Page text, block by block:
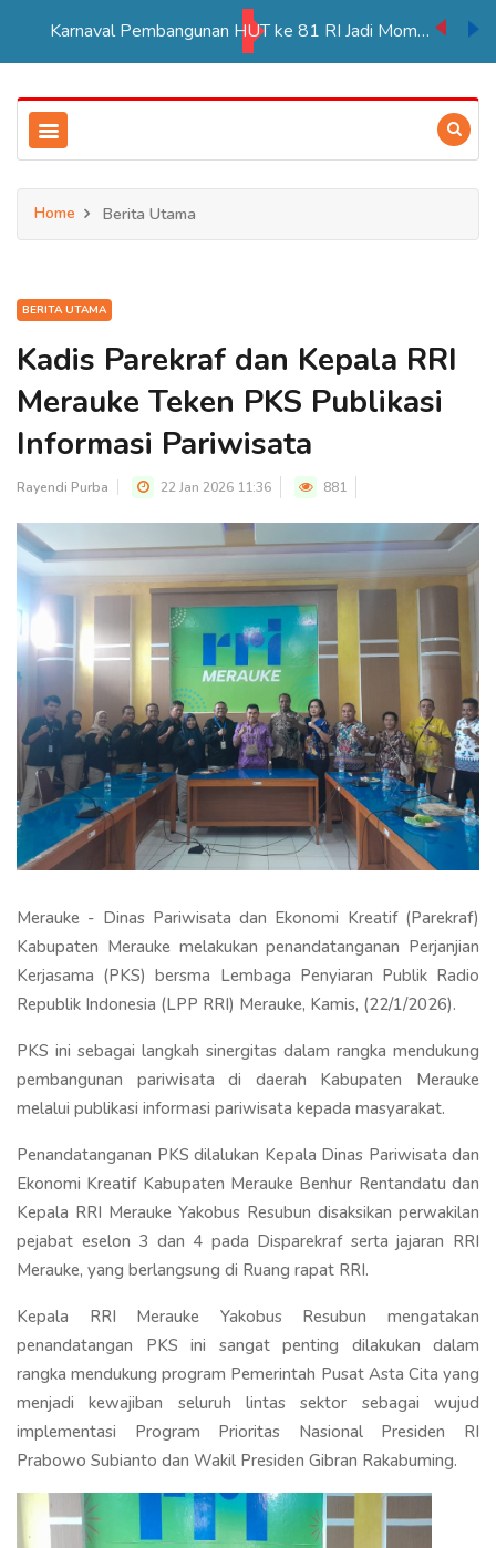
Karnaval Pembangunan HUT ke 81 RI Jadi Momentum Perkuat Persatuan di Merauke
Home Berita Utama
BERITA UTAMA
Kadis Parekraf dan Kepala RRI
Merauke Teken PKS Publikasi
Informasi Pariwisata
Rayendi Purba 22 Jan 2026 11:36 881
Merauke - Dinas Pariwisata dan Ekonomi Kreatif (Parekraf)
Kabupaten Merauke melakukan penandatanganan Perjanjian
Kerjasama (PKS) bersma Lembaga Penyiaran Publik Radio
Republik Indonesia (LPP RRI) Merauke, Kamis, (22/1/2026).
PKS ini sebagai langkah sinergitas dalam rangka mendukung
pembangunan pariwisata di daerah Kabupaten Merauke
melalui publikasi informasi pariwisata kepada masyarakat.
Penandatanganan PKS dilalukan Kepala Dinas Pariwisata dan
Ekonomi Kreatif Kabupaten Merauke Benhur Rentandatu dan
Kepala RRI Merauke Yakobus Resubun disaksikan perwakilan
pejabat eselon 3 dan 4 pada Disparekraf serta jajaran RRI
Merauke, yang berlangsung di Ruang rapat RRI.
Kepala RRI Merauke Yakobus Resubun mengatakan
penandatangan PKS ini sangat penting dilakukan dalam
rangka mendukung program Pemerintah Pusat Asta Cita yang
menjadi kewajiban seluruh lintas sektor sebagai wujud
implementasi Program Prioritas Nasional Presiden RI
Prabowo Subianto dan Wakil Presiden Gibran Rakabuming.